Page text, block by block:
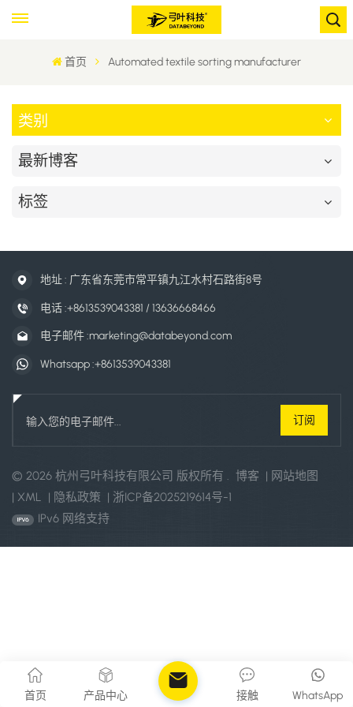
首页 Automated textile sorting manufacturer
类别
最新博客
标签
地址 : 广东省东莞市常平镇九江水村石路街8号
电话 :+8613539043381 / 13636668466
电子邮件 :marketing@databeyond.com
Whatsapp :+8613539043381
© 2026 杭州弓叶科技有限公司 版权所有 . 博客 | 网站地图
| XML | 隐私政策 | 浙ICP备2025219614号-1
IPv6 网络支持
首页 产品中心 WhatsApp
接触